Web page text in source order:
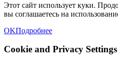
Этот сайт использует куки.
вы соглашаетесь на
OKПодробнее
Cookie and Privacy Settings